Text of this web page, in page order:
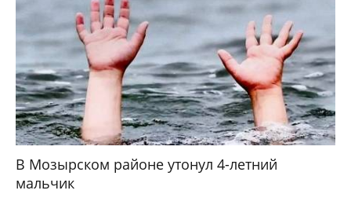
В Мозырском районе утонул 4-летний
мальчик